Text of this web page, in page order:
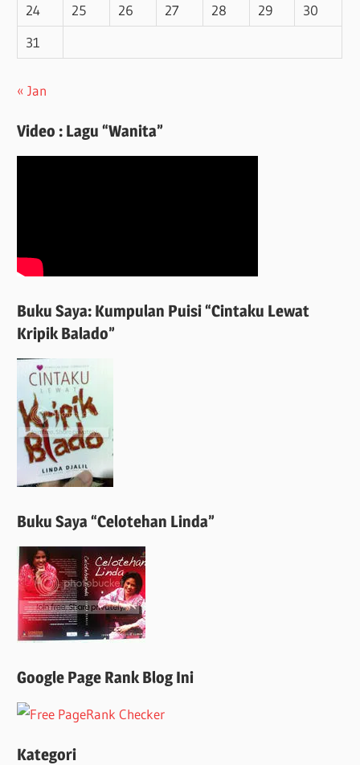
24
25 26 27 28 29
30
31
« Jan
Video : Lagu “Wanita”
Buku Saya: Kumpulan Puisi “Cintaku Lewat
Kripik Balado”
Buku Saya “Celotehan Linda”
Google Page Rank Blog Ini
Kategori